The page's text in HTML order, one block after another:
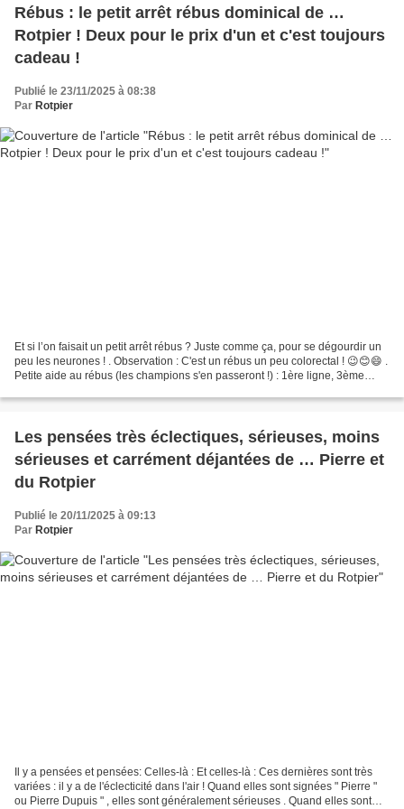
Rébus : le petit arrêt rébus dominical de …
Rotpier ! Deux pour le prix d'un et c'est toujours
cadeau !
Publié le 23/11/2025 à 08:38
Par Rotpier
Et si l’on faisait un petit arrêt rébus ? Juste comme ça, pour se dégourdir un
peu les neurones ! . Observation : C'est un rébus un peu colorectal ! 😉😊😄 .
Petite aide au rébus (les champions s'en passeront !) : 1ère ligne, 3ème
Les pensées très éclectiques, sérieuses, moins
sérieuses et carrément déjantées de … Pierre et
du Rotpier
Publié le 20/11/2025 à 09:13
Par Rotpier
Il y a pensées et pensées: Celles-là : Et celles-là : Ces dernières sont très
variées : il y a de l'éclecticité dans l'air ! Quand elles sont signées " Pierre "
ou Pierre Dupuis " , elles sont généralement sérieuses . Quand elles sont